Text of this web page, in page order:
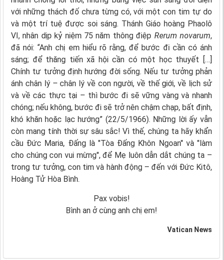
với những thách đố chưa từng có, với một con tim tự do
và một trí tuệ được soi sáng. Thánh Giáo hoàng Phaolô
VI, nhân dịp kỷ niệm 75 năm thông điệp Rerum novarum,
đã nói: “Anh chị em hiểu rõ rằng, để bước đi cần có ánh
sáng; để thăng tiến xã hội cần có một học thuyết […]
Chính tư tưởng định hướng đời sống. Nếu tư tưởng phản
ánh chân lý – chân lý về con người, về thế giới, về lịch sử
và về các thực tại – thì bước đi sẽ vững vàng và nhanh
chóng; nếu không, bước đi sẽ trở nên chậm chạp, bất định,
khó khăn hoặc lạc hướng” (22/5/1966). Những lời ấy vẫn
còn mang tính thời sự sâu sắc! Vì thế, chúng ta hãy khẩn
cầu Đức Maria, Đấng là "Tòa Đấng Khôn Ngoan" và "làm
cho chúng con vui mừng", để Mẹ luôn dẫn dắt chúng ta –
trong tư tưởng, con tim và hành động – đến với Đức Kitô,
Hoàng Tử Hòa Bình.
Pax vobis!
Bình an ở cùng anh chị em!
Vatican News